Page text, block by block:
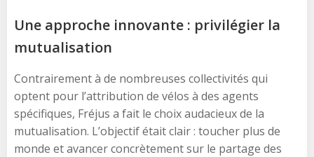
Une approche innovante : privilégier la
mutualisation
Contrairement à de nombreuses collectivités qui
optent pour l’attribution de vélos à des agents
spécifiques, Fréjus a fait le choix audacieux de la
mutualisation. L’objectif était clair : toucher plus de
monde et avancer concrètement sur le partage des